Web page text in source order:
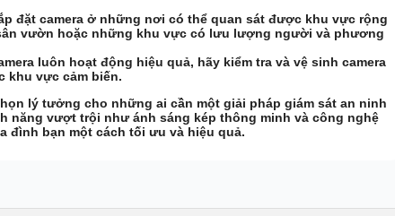
đặt camera ở những nơi có thể quan sát được khu vực rộng
vườn hoặc những khu vực có lưu lượng người và phương
luôn hoạt động hiệu quả, hãy kiểm tra và vệ sinh camera
khu vực cảm biến.
lý tưởng cho những ai cần một giải pháp giám sát an ninh
năng vượt trội như ánh sáng kép thông minh và công nghệ
đình bạn một cách tối ưu và hiệu quả.